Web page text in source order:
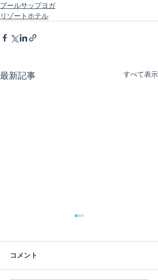
プールサップヨガ
リゾートホテル
最新記事 すべて表示
コメント